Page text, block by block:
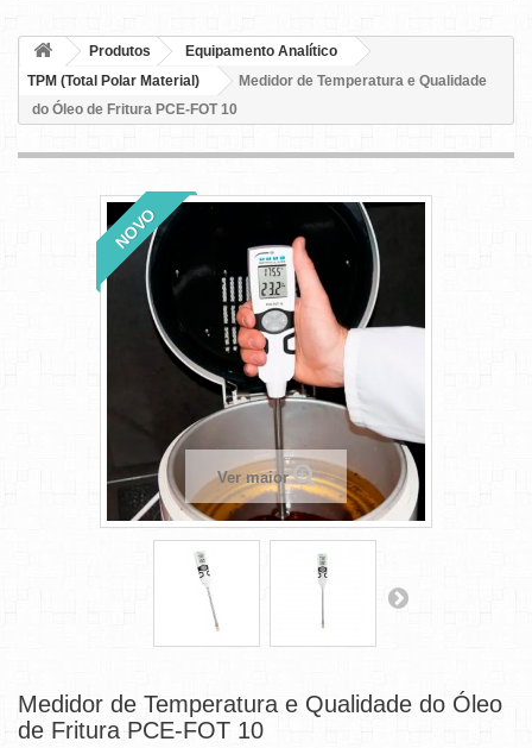
Produtos
Equipamento Analítico
TPM (Total Polar Material)
Medidor de Temperatura e Qualidade
do Óleo de Fritura PCE-FOT 10
NOVO
Ver maior
Medidor de Temperatura e Qualidade do Óleo
de Fritura PCE-FOT 10